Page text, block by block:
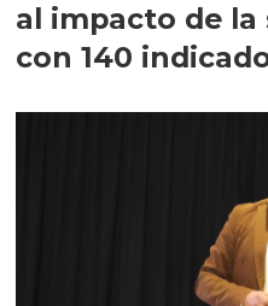
al impacto de
con 140